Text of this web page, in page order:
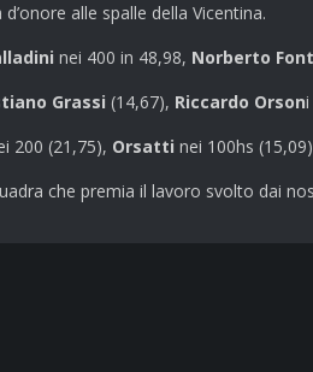
alle spalle della Vicentina.
nei 400 in 48,98, Norberto
Grassi (14,67), Riccardo Orsoni
200 (21,75), Orsatti nei 100hs
che premia il lavoro svolto dai